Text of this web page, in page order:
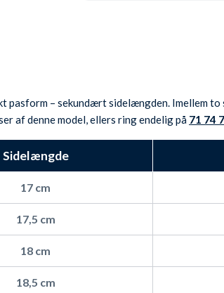
en silkeblød fornemmelse på
Clifford. Det sørger den særlige
standard 100 certificering.
kr.], som badeshortsene kan lægges
– sekundært sidelængden. Imellem
af denne model, ellers ring endelig på 71 74
Sidelængde
17 cm
17,5 cm
18 cm
18,5 cm